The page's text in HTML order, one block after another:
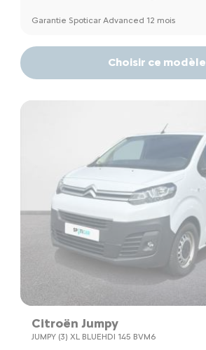
Garantie Spoticar Advanced 12 mois
Choisir ce modèle
Citroën Jumpy
JUMPY (3) XL BLUEHDI 145 BVM6